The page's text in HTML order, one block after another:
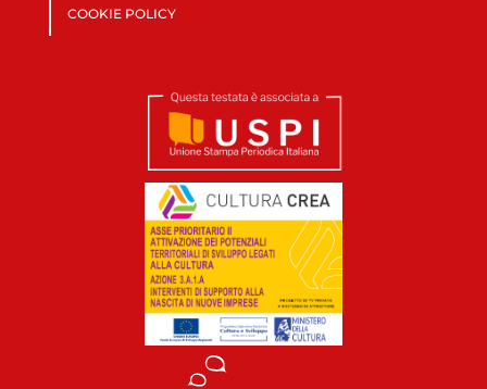
COOKIE POLICY